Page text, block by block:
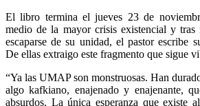
El libro termina el jueves 23 de
medio de la mayor crisis existencial y tras
escaparse de su unidad, el pastor escribe
De ellas extraigo este fragmento que sigue
“Ya las UMAP son monstruosas. Han
algo kafkiano, enajenado y enajenante,
absurdos. La única esperanza que existe